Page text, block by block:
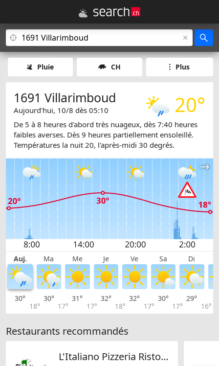
Pluie CH Plus
20°
1691 Villarimboud
Aujourd'hui, 10/8 dès 05:10
De 5 à 8 heures d'abord très nuageux, dès 7:40 heures
faibles averses. Dès 9 heures partiellement ensoleillé.
Températures la nuit 20, l'après-midi 30 degrés.
Auj. Ma Me Je Ve Sa Di
30°
18°
30°
17°
31°
17°
32°
18°
32°
17°
30°
17°
29°
16°
Restaurants recommandés
L'Italiano Pizzeria Ristorante